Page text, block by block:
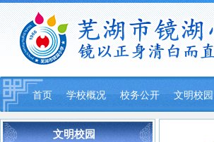
首页 学校概况 校务公开 文明校园
平安校园文明校园